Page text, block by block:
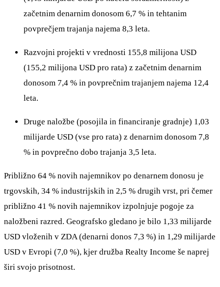
začetnim denarnim donosom 6,7 % in tehtanim
povprečjem trajanja najema 8,3 leta.
Razvojni projekti v vrednosti 155,8 milijona USD
(155,2 milijona USD pro rata) z začetnim denarnim
donosom 7,4 % in povprečnim trajanjem najema 12,4
leta.
Druge naložbe (posojila in financiranje gradnje) 1,03
milijarde USD (vse pro rata) z denarnim donosom 7,8
% in povprečno dobo trajanja 3,5 leta.
Približno 64 % novih najemnikov po denarnem donosu je
trgovskih, 34 % industrijskih in 2,5 % drugih vrst, pri čemer
približno 41 % novih najemnikov izpolnjuje pogoje za
naložbeni razred. Geografsko gledano je bilo 1,33 milijarde
USD vloženih v ZDA (denarni donos 7,3 %) in 1,29 milijarde
USD v Evropi (7,0 %), kjer družba Realty Income še naprej
širi svojo prisotnost.